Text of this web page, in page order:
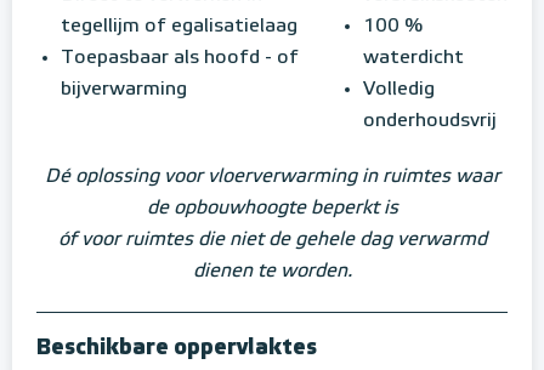
tegellijm of egalisatielaag
Toepasbaar als hoofd - of
bijverwarming
100 %
waterdicht
Volledig
onderhoudsvrij
Dé oplossing voor vloerverwarming in ruimtes waar
de opbouwhoogte beperkt is
óf voor ruimtes die niet de gehele dag verwarmd
dienen te worden.
Beschikbare oppervlaktes